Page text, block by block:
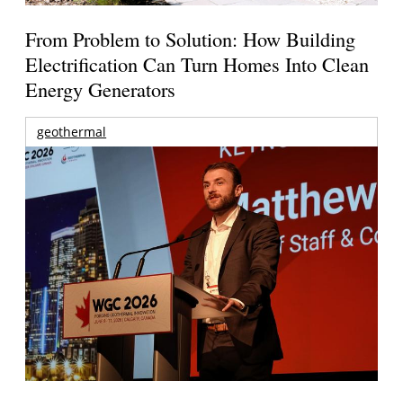
From Problem to Solution: How Building
Electrification Can Turn Homes Into Clean
Energy Generators
geothermal